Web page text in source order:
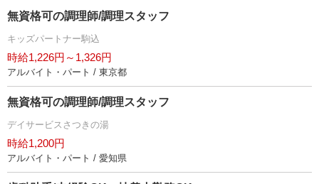
無資格可の調理師/調理スタッフ
キッズパートナー駒込
時給1,226円～1,326円
アルバイト・パート / 東京都
無資格可の調理師/調理スタッフ
デイサービスさつきの湯
時給1,200円
アルバイト・パート / 愛知県